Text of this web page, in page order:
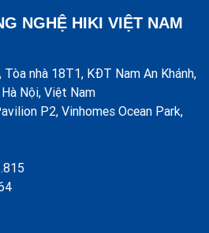
NGHỆ HIKI VIỆT NAM
Tòa nhà 18T1, KĐT Nam An Khánh,
Nội, Việt Nam
P2, Vinhomes Ocean Park,